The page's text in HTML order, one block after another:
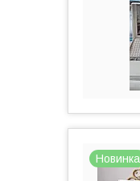
Новинка